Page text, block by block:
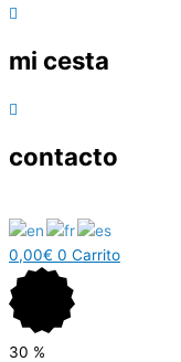
mi cesta
contacto
0,00€ 0 Carrito
30 %